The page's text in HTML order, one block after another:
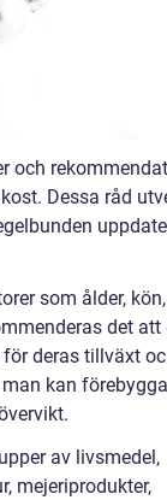
och
Dessa råd
som ålder,
det att
deras tillväxt
kan förebygga
av livsmedel,
mejeriprodukter,